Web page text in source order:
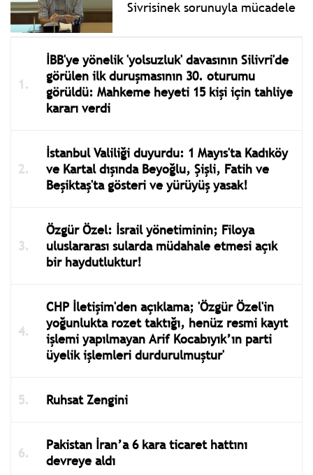
Sivrisinek sorunuyla mücadele
İBB'ye yönelik 'yolsuzluk' davasının Silivri'de
görülen ilk duruşmasının 30. oturumu
görüldü: Mahkeme heyeti 15 kişi için tahliye
kararı verdi
İstanbul Valiliği duyurdu: 1 Mayıs'ta Kadıköy
ve Kartal dışında Beyoğlu, Şişli, Fatih ve
Beşiktaş'ta gösteri ve yürüyüş yasak!
Özgür Özel: İsrail yönetiminin; Filoya
uluslararası sularda müdahale etmesi açık
bir haydutluktur!
CHP İletişim'den açıklama; 'Özgür Özel'in
yoğunlukta rozet taktığı, henüz resmi kayıt
işlemi yapılmayan Arif Kocabıyık’ın parti
üyelik işlemleri durdurulmuştur'
Ruhsat Zengini
Pakistan İran’a 6 kara ticaret hattını
devreye aldı